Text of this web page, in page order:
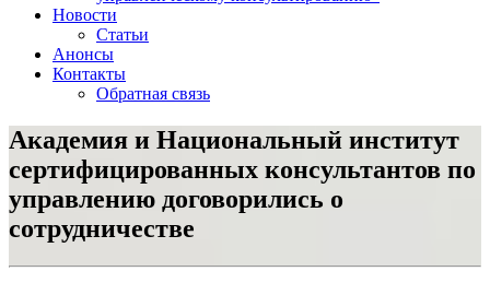
Новости
Статьи
Анонсы
Контакты
Обратная связь
Академия и Национальный институт
сертифицированных консультантов по
управлению договорились о
сотрудничестве